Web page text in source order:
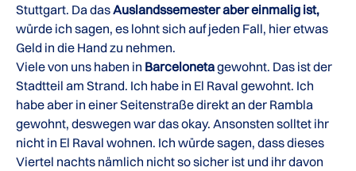
Stuttgart. Da dasAuslandssemester aber einmalig ist,
würde ich sagen, es lohnt sich auf jeden Fall, hier etwas
Geld in die Hand zu nehmen.
Viele von uns haben in Barcelonetagewohnt. Das ist der
Stadtteil am Strand. Ich habe in El Raval gewohnt. Ich
habe aber in einer Seitenstraße direkt an der Rambla
gewohnt, deswegen war das okay. Ansonsten solltet ihr
nicht in El Raval wohnen. Ich würde sagen, dass dieses
Viertel nachts nämlich nicht so sicher ist und ihr davon